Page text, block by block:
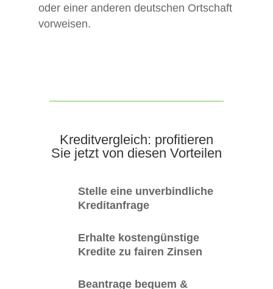
oder einer anderen deutschen Ortschaft
vorweisen.
Kreditvergleich: profitieren
Sie jetzt von diesen Vorteilen
Stelle eine unverbindliche
Kreditanfrage
Erhalte kostengünstige
Kredite zu fairen Zinsen
Beantrage bequem &